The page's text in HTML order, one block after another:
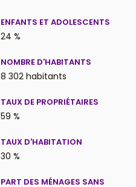
ENFANTS ET ADOLESCENTS
24 %
NOMBRE D'HABITANTS
8 302 habitants
TAUX DE PROPRIÉTAIRES
59 %
TAUX D'HABITATION
30 %
PART DES MÉNAGES SANS